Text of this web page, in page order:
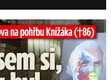
Knížáka: Přál jsem si...